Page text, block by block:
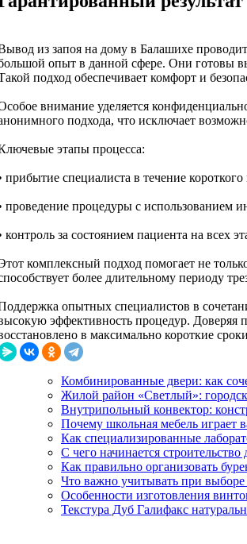
из запоя на дому в Балашихе
опыт в данной сфере. Они готовы
подход обеспечивает комфорт и
внимание уделяется
подхода, что исключает
этапы процесса:
прибытие специалиста в течение
проведение процедуры с использованием
контроль за состоянием пациента на всех
комплексный подход помогает не
более длительному периоду
опытных специалистов в
эффективность процедур. Доверяя
в максимально короткие
Комбинированные двери: как
Жилой район «Светлый»:
Внутрипольный конвектор:
Почему школьная мебель играет
Как специализированные
С чего начинается строительство
Как правильно организовать
Что важно учитывать при
Особенности изготовления
Текстура Дуб Галифакс